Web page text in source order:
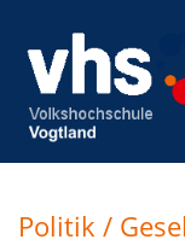
Politik /